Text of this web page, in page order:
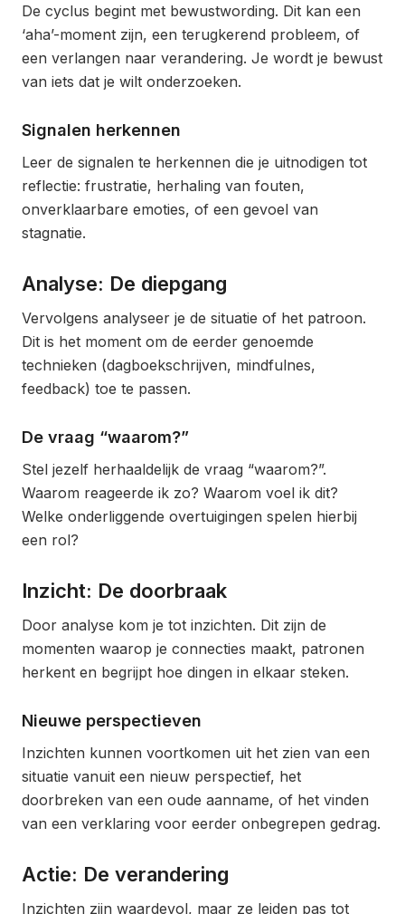
De cyclus begint met bewustwording. Dit kan een
‘aha’-moment zijn, een terugkerend probleem, of
een verlangen naar verandering. Je wordt je bewust
van iets dat je wilt onderzoeken.
Signalen herkennen
Leer de signalen te herkennen die je uitnodigen tot
reflectie: frustratie, herhaling van fouten,
onverklaarbare emoties, of een gevoel van
stagnatie.
Analyse: De diepgang
Vervolgens analyseer je de situatie of het patroon.
Dit is het moment om de eerder genoemde
technieken (dagboekschrijven, mindfulnes,
feedback) toe te passen.
De vraag “waarom?”
Stel jezelf herhaaldelijk de vraag “waarom?”.
Waarom reageerde ik zo? Waarom voel ik dit?
Welke onderliggende overtuigingen spelen hierbij
een rol?
Inzicht: De doorbraak
Door analyse kom je tot inzichten. Dit zijn de
momenten waarop je connecties maakt, patronen
herkent en begrijpt hoe dingen in elkaar steken.
Nieuwe perspectieven
Inzichten kunnen voortkomen uit het zien van een
situatie vanuit een nieuw perspectief, het
doorbreken van een oude aanname, of het vinden
van een verklaring voor eerder onbegrepen gedrag.
Actie: De verandering
Inzichten zijn waardevol, maar ze leiden pas tot